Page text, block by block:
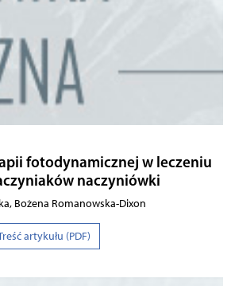
fotodynamicznej w leczeniu
naczyniówki
Bożena Romanowska-Dixon
artykułu (PDF)